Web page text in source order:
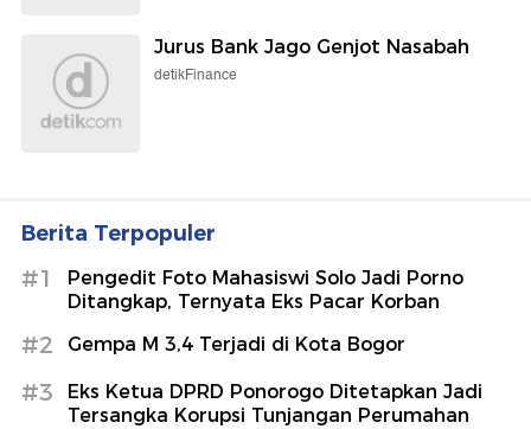
Jurus Bank Jago Genjot Nasabah
detikFinance
Berita Terpopuler
#1
Pengedit Foto Mahasiswi Solo Jadi Porno
Ditangkap, Ternyata Eks Pacar Korban
#2 Gempa M 3,4 Terjadi di Kota Bogor
#3
Eks Ketua DPRD Ponorogo Ditetapkan Jadi
Tersangka Korupsi Tunjangan Perumahan